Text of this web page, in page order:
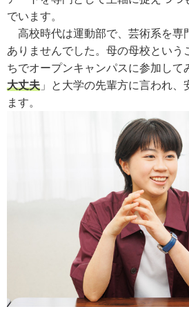
でいます。
高校時代は運動部で、芸術系を専
ありませんでした。母の母校という
ちでオープンキャンパスに参加して
大丈夫 」と大学の先輩方に言われ
ます。